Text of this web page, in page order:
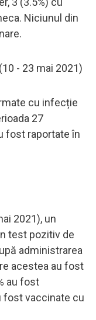
Niciunul din
- 23 mai 2021)
cu infecție
27
fost raportate în
2021), un
test pozitiv de
administrarea
acestea au fost
au fost
fost vaccinate cu